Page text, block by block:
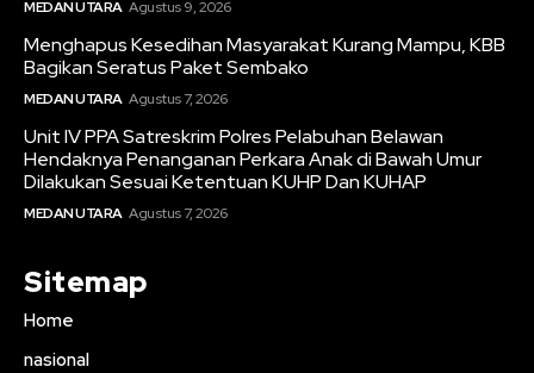
MEDAN UTARA Agustus 9, 2026
Menghapus Kesedihan Masyarakat Kurang Mampu, KBB
Bagikan Seratus Paket Sembako
MEDAN UTARA Agustus 7, 2026
Unit IV PPA Satreskrim Polres Pelabuhan Belawan
Hendaknya Penanganan Perkara Anak di Bawah Umur
Dilakukan Sesuai Ketentuan KUHP Dan KUHAP
MEDAN UTARA Agustus 7, 2026
Sitemap
Home
nasional